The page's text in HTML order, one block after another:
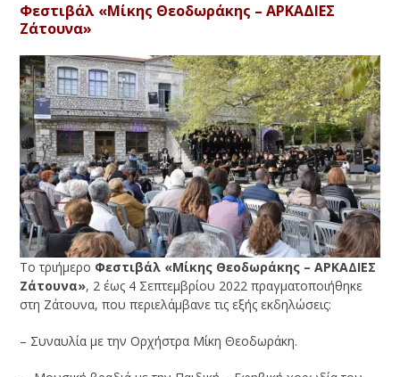
Φεστιβάλ «Μίκης Θεοδωράκης – ΑΡΚΑΔΙΕΣ
Ζάτουνα»
Το τριήμερο Φεστιβάλ «Μίκης Θεοδωράκης – ΑΡΚΑΔΙΕΣ
Ζάτουνα», 2 έως 4 Σεπτεμβρίου 2022 πραγματοποιήθηκε
στη Ζάτουνα, που περιελάμβανε τις εξής εκδηλώσεις:
– Συναυλία με την Ορχήστρα Μίκη Θεοδωράκη.